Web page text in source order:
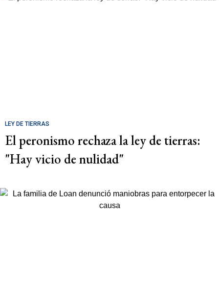
LEY DE TIERRAS
El peronismo rechaza la ley de tierras:
"Hay vicio de nulidad"